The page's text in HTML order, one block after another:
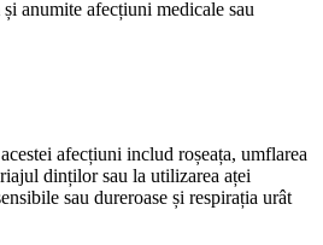
anumite afecțiuni medicale sau
afecțiuni includ roșeața, umflarea
dinților sau la utilizarea aței
sau dureroase și respirația urât